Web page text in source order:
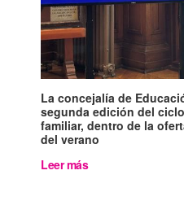
La concejalía de
segunda edición del
familiar, dentro de la
del verano
Leer más